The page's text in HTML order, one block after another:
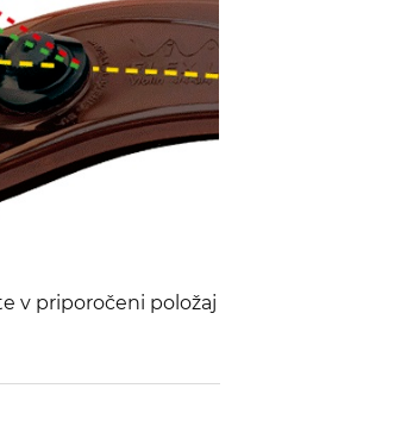
v priporočeni položaj